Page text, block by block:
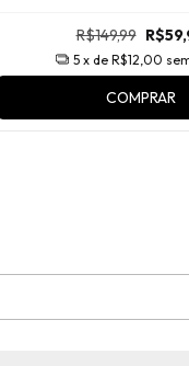
R$149,99
5 x de R$12,00
COMPRAR